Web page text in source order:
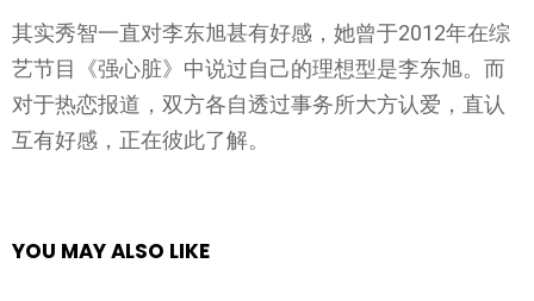
其实秀智一直对李东旭甚有好感，她曾于2012年在综
艺节目《强心脏》中说过自己的理想型是李东旭。而
对于热恋报道，双方各自透过事务所大方认爱，直认
互有好感，正在彼此了解。
YOU MAY ALSO LIKE